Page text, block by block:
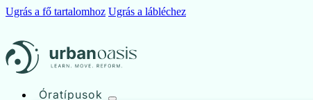
Ugrás a fő tartalomhoz Ugrás a lábléchez
Óratípusok